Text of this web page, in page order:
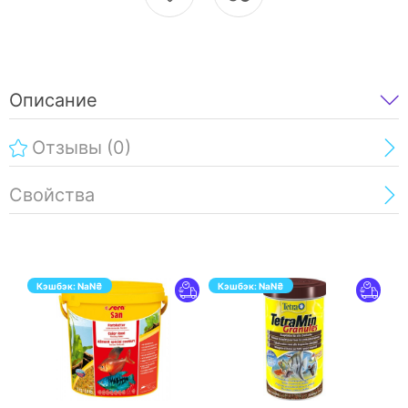
Описание
Отзывы (0)
Свойства
Кэшбэк:NaN₴
ПЕРЕЙТИ
Кэшбэк:NaN₴
ПЕРЕЙТИ